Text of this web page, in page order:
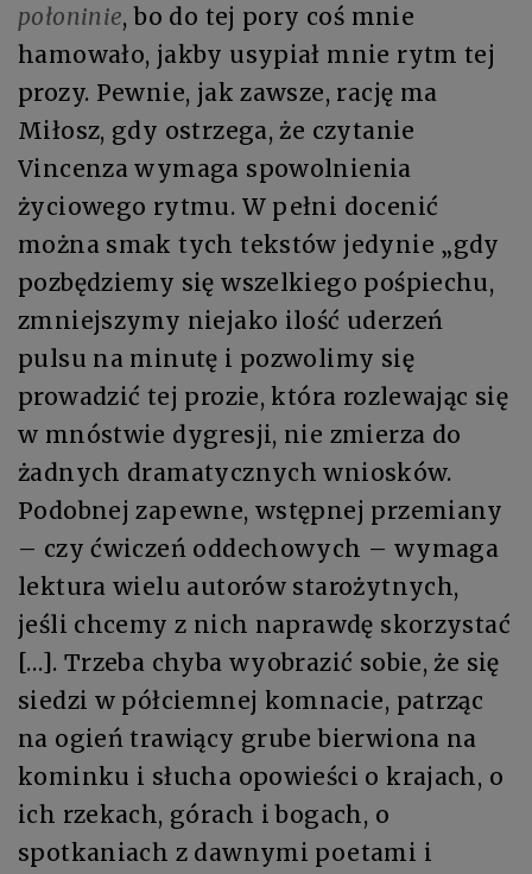
połoninie, bo do tej pory coś mnie
hamowało, jakby usypiał mnie rytm tej
prozy. Pewnie, jak zawsze, rację ma
Miłosz, gdy ostrzega, że czytanie
Vincenza wymaga spowolnienia
życiowego rytmu. W pełni docenić
można smak tych tekstów jedynie „gdy
pozbędziemy się wszelkiego pośpiechu,
zmniejszymy niejako ilość uderzeń
pulsu na minutę i pozwolimy się
prowadzić tej prozie, która rozlewając się
w mnóstwie dygresji, nie zmierza do
żadnych dramatycznych wniosków.
Podobnej zapewne, wstępnej przemiany
– czy ćwiczeń oddechowych – wymaga
lektura wielu autorów starożytnych,
jeśli chcemy z nich naprawdę skorzystać
[…]. Trzeba chyba wyobrazić sobie, że się
siedzi w półciemnej komnacie, patrząc
na ogień trawiący grube bierwiona na
kominku i słucha opowieści o krajach, o
ich rzekach, górach i bogach, o
spotkaniach z dawnymi poetami i